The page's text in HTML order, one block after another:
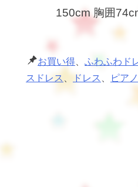
150cm 胸囲
お買い得、 ふわふわド
スドレス 、 ドレス 、 ピア